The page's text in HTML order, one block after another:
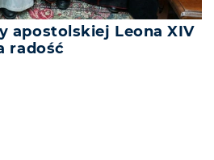
apostolskiej Leona XIV
radość